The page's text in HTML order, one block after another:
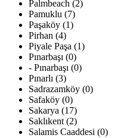
Palmbeach (2)
Pamuklu (7)
Paşaköy (1)
Pirhan (4)
Piyale Paşa (1)
Pınarbaşı (0)
- Pınarbaşı (0)
Pınarlı (3)
Sadrazamköy (0)
Safaköy (0)
Sakarya (17)
Saklıkent (2)
Salamis Caaddesi (0)